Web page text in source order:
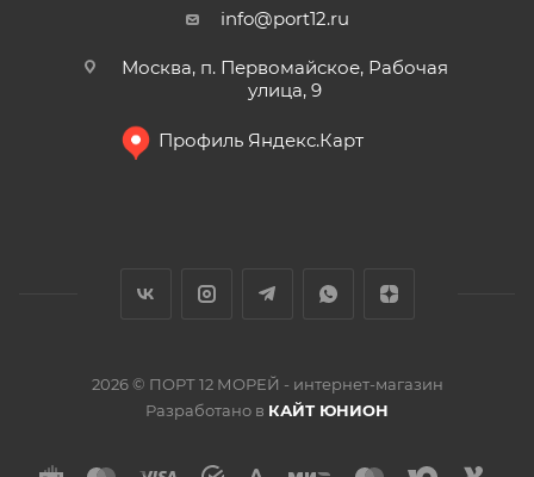
info@port12.ru
Москва, п. Первомайское, Рабочая
улица, 9
Профиль Яндекс.Карт
2026 © ПОРТ 12 МОРЕЙ - интернет-магазин
Разработано в КАЙТ ЮНИОН